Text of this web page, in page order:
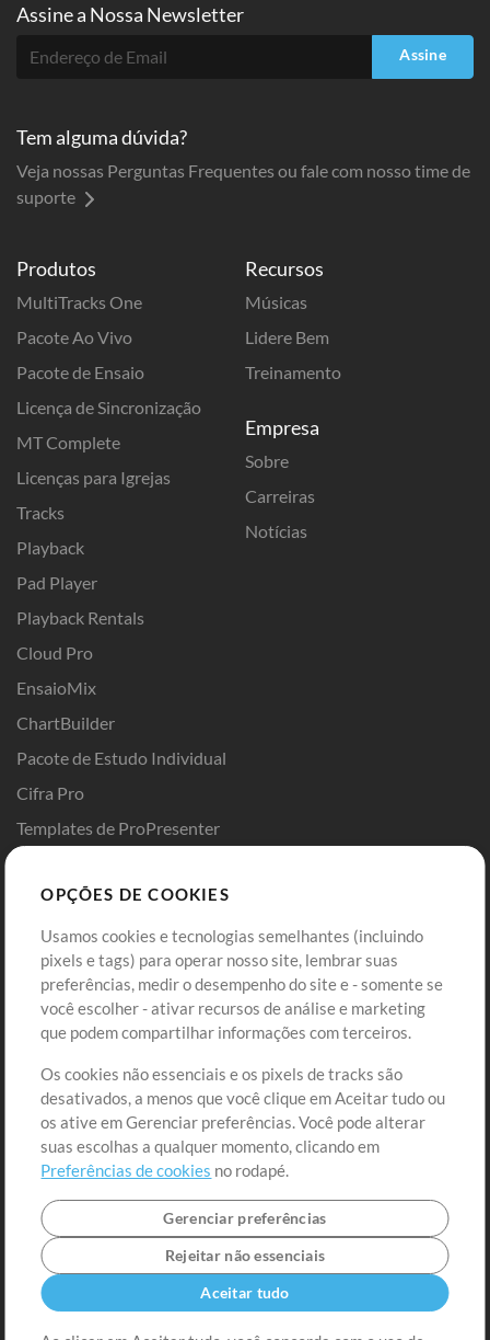
Produtos
MultiTracks One
Pacote Ao Vivo
Pacote de Ensaio
Licença de Sincronização
MT Complete
Licenças para Igrejas
Tracks
Playback
Pad Player
Playback Rentals
Cloud Pro
EnsaioMix
ChartBuilder
Pacote de Estudo Individual
Cifra Pro
Templates de ProPresenter
Recursos
Músicas
Lidere Bem
Treinamento
Empresa
Sobre
Carreiras
Notícias
Comprar Créditos
Conteúdo Grátis
Solicite uma Música
Extras
Sessões
Envie seu conteúdo
Playlist
MT Conference
Entre
Cadastre-se
Ir ao carrinho
Assine a Nossa Newsletter
Assine
Tem alguma dúvida?
Veja nossas Perguntas Frequentes ou fale com nosso time de
suporte
OPÇÕES DE COOKIES
Usamos cookies e tecnologias semelhantes (incluindo
pixels e tags) para operar nosso site, lembrar suas
preferências, medir o desempenho do site e - somente se
você escolher - ativar recursos de análise e marketing
que podem compartilhar informações com terceiros.
Os cookies não essenciais e os pixels de tracks são
desativados, a menos que você clique em Aceitar tudo ou
os ative em Gerenciar preferências. Você pode alterar
suas escolhas a qualquer momento, clicando em
Preferências de cookies no rodapé.
Gerenciar preferências
Rejeitar não essenciais
Aceitar tudo